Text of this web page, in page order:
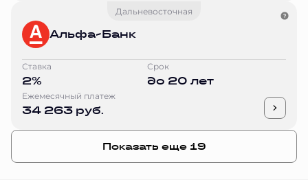
Дальневосточная
Альфа-Банк
Ставка
2%
Срок
до 20 лет
Ежемесячный платеж
34 263 руб.
Показать еще 19